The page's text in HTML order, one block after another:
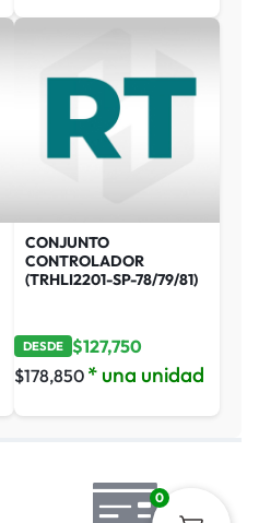
CONJUNTO
CONTROLADOR
(TRHLI2201-SP-78/79/81)
DESDE $127,750
$178,850 * una unidad
0